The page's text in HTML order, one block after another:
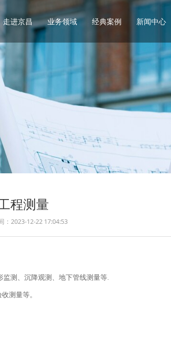
走进京昌 业务领域 经典案例 新闻中心
程测量
：2023-12-22 17:04:53
测、沉降观测、地下管线测量等.
测量等。